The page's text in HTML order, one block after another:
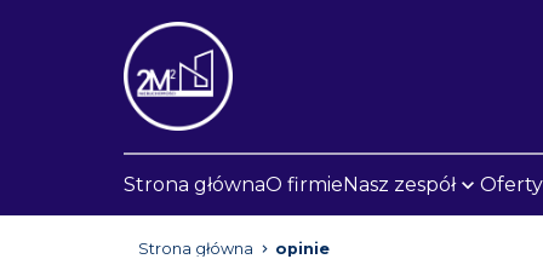
Strona głównaO firmieNasz zespół Oferty
Strona główna opinie